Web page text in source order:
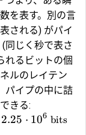
を表す。別の言
される) がパイ
同じく秒で表さ
れるビットの個
ルのレイテン
パイプの中に詰
きる:
2.25 ⋅ 106 bits